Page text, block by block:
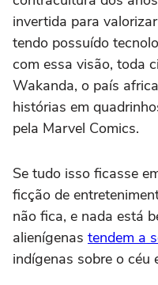
invertida para
tendo possuído
com essa visão, toda
Wakanda, o país
histórias em
pela Marvel Comics.
Se tudo isso ficasse
ficção de
não fica, e nada está
alienígenas tendem a
indígenas sobre o céu